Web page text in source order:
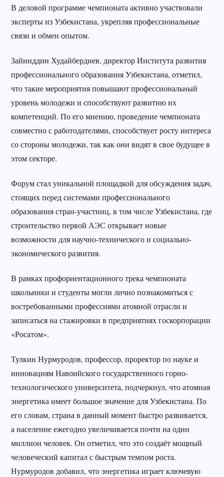
В деловой программе чемпионата активно участвовали
эксперты из Узбекистана, укрепляя профессиональные
связи и обмен опытом.
Зайниддин Худайбердиев, директор Института развития
профессионального образования Узбекистана, отметил,
что такие мероприятия повышают профессиональный
уровень молодежи и способствуют развитию их
компетенций. По его мнению, проведение чемпионата
совместно с работодателями, способствует росту интереса
со стороны молодежи, так как они видят в свое будущее в
этом секторе.
Форум стал уникальной площадкой для обсуждения задач,
стоящих перед системами профессионального
образования стран-участниц, в том числе Узбекистана, где
строительство первой АЭС открывает новые
возможности для научно-технического и социально-
экономического развития.
В рамках профориентационного трека чемпионата
школьники и студенты могли лично познакомиться с
востребованными профессиями атомной отрасли и
записаться на стажировки в предприятиях госкорпорации
«Росатом».
Тулкин Нурмуродов, профессор, проректор по науке и
инновациям Навоийского государственного горно-
технологического университета, подчеркнул, что атомная
энергетика имеет большое значение для Узбекистана. По
его словам, страна в данный момент быстро развивается,
а население ежегодно увеличивается почти на один
миллион человек. Он отметил, что это создаёт мощный
человеческий капитал с быстрым темпом роста.
Нурмуродов добавил, что энергетика играет ключевую